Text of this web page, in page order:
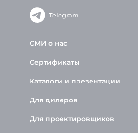
Telegram
СМИ о нас
Сертификаты
Каталоги и презентации
Для дилеров
Для проектировщиков